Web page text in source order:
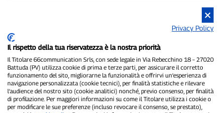
P300.it è una Testata Giornalistica indipendente
Registrazione numero 1/2021 del 1/2/2021 - Tribunale di Pavia
Proprietario ed editore:66communication Srls- P.IVA
Privacy Policy
Il rispetto della tua riservatezza è la nostra priorità
Il Titolare 66communication Srls, con sede legale in Via Rebecchino 18 – 27020
Battuda (PV) utilizza cookie di prima e terze parti, per assicurare il corretto
funzionamento del sito, migliorarne la funzionalità e offrirvi un’esperienza di
navigazione personalizzata (cookie tecnici), per finalità statistiche e rilevare
l’audience del nostro sito (cookie analitici) nonché, previo consenso, per finalità
di profilazione. Per maggiori informazioni su come il Titolare utilizza i cookie o
per modificare le sue preferenze (incluso revocare il consenso, se prestato),